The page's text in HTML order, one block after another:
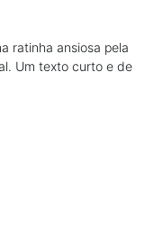
ratinha ansiosa pela
Um texto curto e de